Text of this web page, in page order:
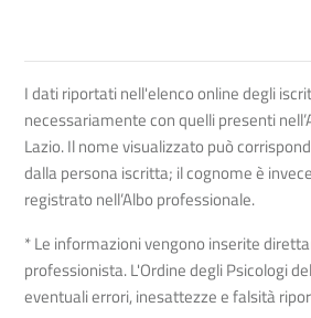
I dati riportati nell'elenco online degli
necessariamente con quelli presenti
Lazio. Il nome visualizzato può
dalla persona iscritta; il cognome è
registrato nell’Albo professionale.
* Le informazioni vengono inserite
professionista. L'Ordine degli Psicologi
eventuali errori, inesattezze e falsità